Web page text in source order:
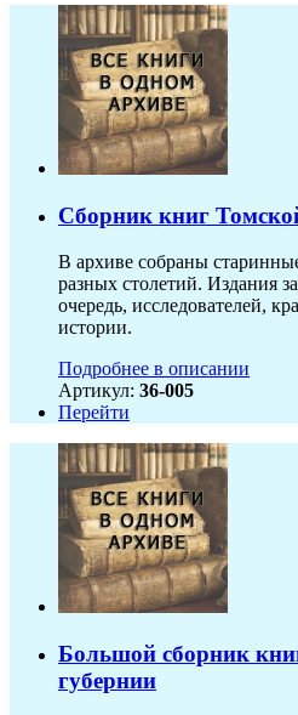
Сборник книг
В архиве собраны
разных столетий. Издания
очередь, исследователей,
истории.
Подробнее в описании
Артикул: 36-005
Перейти
Большой сборник
губернии